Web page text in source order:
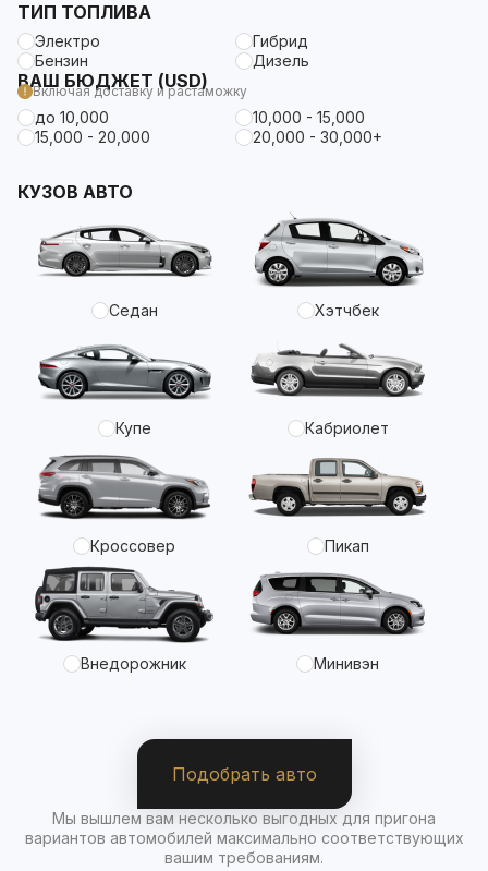
ТИП ТОПЛИВА
Электро
Гибрид
Бензин
Дизель
ВАШ БЮДЖЕТ (USD)
Включая доставку и растаможку
до 10,000
10,000 - 15,000
15,000 - 20,000
20,000 - 30,000+
КУЗОВ АВТО
Седан Хэтчбек
Купе Кабриолет
Кроссовер Пикап
Внедорожник Минивэн
Подобрать авто
Мы вышлем вам несколько выгодных для пригона
вариантов автомобилей максимально соответствующих
вашим требованиям.